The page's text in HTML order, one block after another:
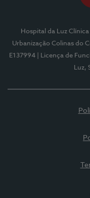
Hospital da Luz
Urbanização Colinas do
E137994
| Licença de
Luz,